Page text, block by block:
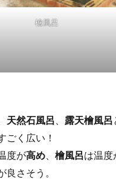
檜風呂
天然石風呂 露天檜風呂
ごく広い！
度が高め 檜風呂は温度
良さそう。